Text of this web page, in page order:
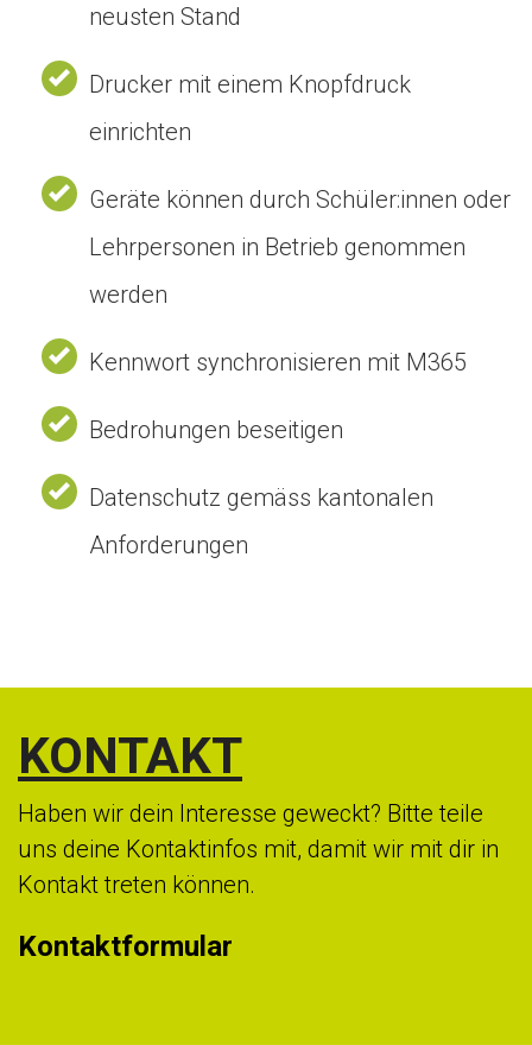
neusten Stand
Drucker mit einem Knopfdruck
einrichten
Geräte können durch Schüler:innen oder
Lehrpersonen in Betrieb genommen
werden
Kennwort synchronisieren mit M365
Bedrohungen beseitigen
Datenschutz gemäss kantonalen
Anforderungen
KONTAKT
Haben wir dein Interesse geweckt? Bitte teile
uns deine Kontaktinfos mit, damit wir mit dir in
Kontakt treten können.
Kontaktformular